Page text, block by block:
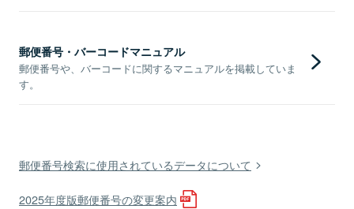
郵便番号・バーコードマニュアル
郵便番号や、バーコードに関するマニュアルを掲載していま
す。
郵便番号検索に使用されているデータについて
2025年度版郵便番号の変更案内